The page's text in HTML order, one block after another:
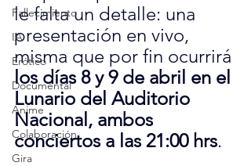
Fallecimiento
IA
Erótico
Documental
Anime
Colaboración
Gira
le falta un detalle: una
presentación en vivo,
misma que por fin ocurrirá
los días 8 y 9 de abril en el
Lunario del Auditorio
Nacional, ambos
conciertos a las 21:00 hrs.